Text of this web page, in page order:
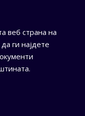
веб страна на
ги најдете